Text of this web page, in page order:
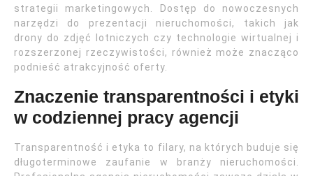
strategii marketingowych. Dostęp do nowoczesnych
narzędzi do prezentacji nieruchomości, takich jak
drony do zdjęć lotniczych czy technologie wirtualnej i
rozszerzonej rzeczywistości, również może znacząco
podnieść atrakcyjność oferty.
Znaczenie transparentności i etyki
w codziennej pracy agencji
Transparentność i etyka to filary, na których buduje się
długoterminowe zaufanie w branży nieruchomości.